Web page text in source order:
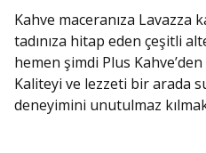
Kahve maceranıza Lavazza
tadınıza hitap eden çeşitli
hemen şimdi Plus
Kaliteyi ve lezzeti bir arada
deneyimini unutulmaz